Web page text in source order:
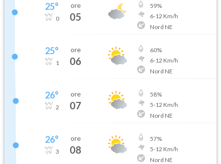
25°
0
ore
05
59%
6-12 Km/h
Nord NE
25°
1
ore
06
60%
6-12 Km/h
Nord NE
26°
2
ore
07
58%
5-12 Km/h
Nord NE
26°
3
ore
08
57%
5-12 Km/h
Nord NE